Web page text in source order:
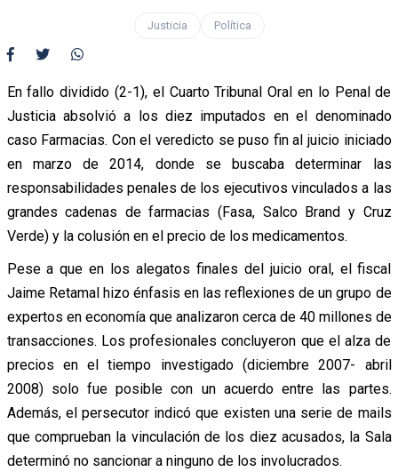
Justicia Política
En fallo dividido (2-1), el Cuarto Tribunal Oral en lo Penal de
Justicia absolvió a los diez imputados en el denominado
caso Farmacias. Con el veredicto se puso fin al juicio iniciado
en marzo de 2014, donde se buscaba determinar las
responsabilidades penales de los ejecutivos vinculados a las
grandes cadenas de farmacias (Fasa, Salco Brand y Cruz
Verde) y la colusión en el precio de los medicamentos.
Pese a que en los alegatos finales del juicio oral, el fiscal
Jaime Retamal hizo énfasis en las reflexiones de un grupo de
expertos en economía que analizaron cerca de 40 millones de
transacciones. Los profesionales concluyeron que el alza de
precios en el tiempo investigado (diciembre 2007- abril
2008) solo fue posible con un acuerdo entre las partes.
Además, el persecutor indicó que existen una serie de mails
que comprueban la vinculación de los diez acusados, la Sala
determinó no sancionar a ninguno de los involucrados.